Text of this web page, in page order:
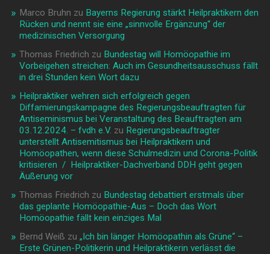
Marco Bruhn zu Bayerns Regierung stärkt Heilpraktikern den
Rücken und nennt sie eine „sinnvolle Ergänzung“ der
medizinischen Versorgung
Thomas Friedrich zu Bundestag will Homöopathie im
Vorbeigehen streichen: Auch im Gesundheitsausschuss fällt
in drei Stunden kein Wort dazu
Heilpraktiker wehren sich erfolgreich gegen
Diffamierungskampagne des Regierungsbeauftragten für
Antiseminismus bei Veranstaltung des Beauftragten am
03.12.2024. – fvdh e.V. zu Regierungsbeauftragter
unterstellt Antisemitismus bei Heilpraktikern und
Homöopathen, wenn diese Schulmedizin und Corona-Politik
kritisieren / Heilpraktiker-Dachverband DDH geht gegen
Äußerung vor
Thomas Friedrich zu Bundestag debattiert erstmals über
das geplante Homöopathie-Aus – Doch das Wort
Homöopathie fällt kein einziges Mal
Bernd Weiß zu „Ich bin länger Homöopathin als Grüne“ –
Erste Grünen-Politikerin und Heilpraktikerin verlässt die